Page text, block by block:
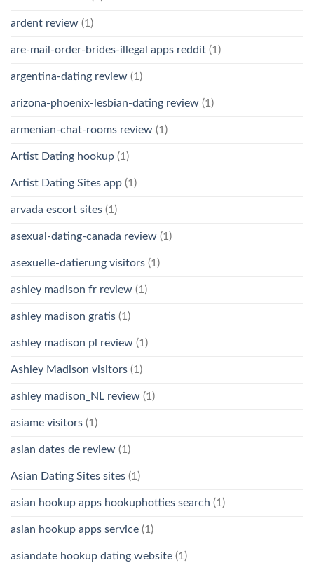
ardent review (1)
are-mail-order-brides-illegal apps reddit (1)
argentina-dating review (1)
arizona-phoenix-lesbian-dating review (1)
armenian-chat-rooms review (1)
Artist Dating hookup (1)
Artist Dating Sites app (1)
arvada escort sites (1)
asexual-dating-canada review (1)
asexuelle-datierung visitors (1)
ashley madison fr review (1)
ashley madison gratis (1)
ashley madison pl review (1)
Ashley Madison visitors (1)
ashley madison_NL review (1)
asiame visitors (1)
asian dates de review (1)
Asian Dating Sites sites (1)
asian hookup apps hookuphotties search (1)
asian hookup apps service (1)
asiandate hookup dating website (1)